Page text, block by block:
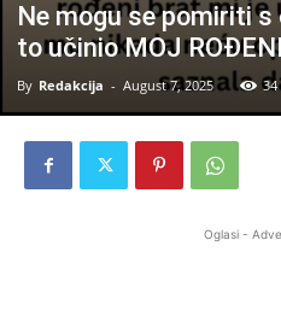
Ne mogu se pomiriti
to učinio MOJ
By Redakcija - August 7, 2025 34
Oglasi -